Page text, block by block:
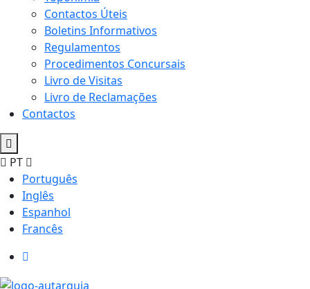
Contactos Úteis
Boletins Informativos
Regulamentos
Procedimentos Concursais
Livro de Visitas
Livro de Reclamações
Contactos
PT
Português
Inglês
Espanhol
Francês